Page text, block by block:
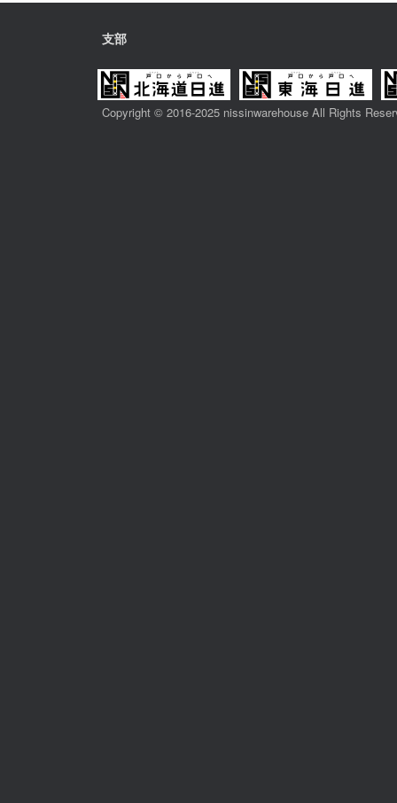
支部
Copyright © 2016-2025 nissinwarehouse All Rights